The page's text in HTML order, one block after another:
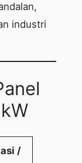
industri
/